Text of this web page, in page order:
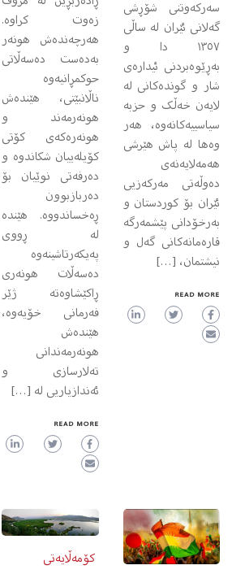
سەرکەوتنی شۆڕشی
گەلانی ئێران لە ساڵی
١٣٥٧ دا و
بەڕێوەبردنی ئیدارەی
شار و گوندەکانی لە
لایەن خەڵک و حزبە
سیاسییەکانەوە، هەر
وەها لە پاش هێرشی
هەمەلایەنەی
دەوڵەتی مەرکەزیی
ئێران بۆ کوردستان و
بەرخۆدانی پێشمەرگە
قارەمانەکانی گەل و
نیشتمان، […]
READ MORE
زە‌وت کراوە.
هه‌رچەندەش هونەر
بەدەست دەسەڵاتی
حوکمڕانیەوە
ناڵانبێتی، هێندەش
هونەرمەند و
هونەرەکەی کۆتی
کۆیلەییان شکاندوە و
دەرفەتی نوێیان بۆ
دەربازبوون
ڕه‌خساندووه. هێندە
لە ڕووی
پەیکەرتاشینه‌وە
دەسەڵات هونەری
ڕاکێشاوەتە ژێر
فەرمانی خۆیەوە،
هێندەش
هونەرمەندانی
تەلارسازی و
ئەندازیاریی لە […]
READ MORE
کۆمەڵایەتی